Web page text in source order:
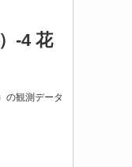
-4 花
の観測データ